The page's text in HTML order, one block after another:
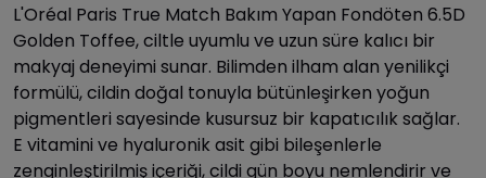
L'Oréal Paris True Match Bakım Yapan Fondöten 6.5D
Golden Toffee, ciltle uyumlu ve uzun süre kalıcı bir
makyaj deneyimi sunar. Bilimden ilham alan yenilikçi
formülü, cildin doğal tonuyla bütünleşirken yoğun
pigmentleri sayesinde kusursuz bir kapatıcılık sağlar.
E vitamini ve hyaluronik asit gibi bileşenlerle
zenginleştirilmiş içeriği, cildi gün boyu nemlendirir ve